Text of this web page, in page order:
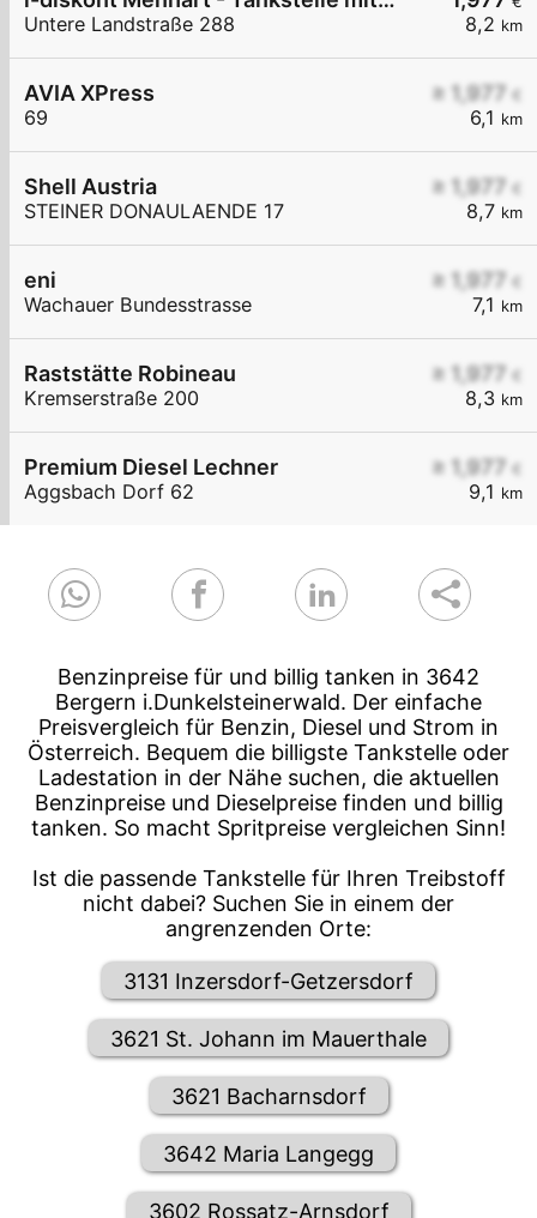
8,2 km
Untere Landstraße 288
≥ 1,977 €
6,1 km
AVIA XPress
69
≥ 1,977 €
8,7 km
Shell Austria
STEINER DONAULAENDE 17
≥ 1,977 €
7,1 km
eni
Wachauer Bundesstrasse
≥ 1,977 €
8,3 km
Raststätte Robineau
Kremserstraße 200
≥ 1,977 €
9,1 km
Premium Diesel Lechner
Aggsbach Dorf 62
Benzinpreise für und billig tanken in 3642
Bergern i.Dunkelsteinerwald. Der einfache
Preisvergleich für Benzin, Diesel und Strom in
Österreich. Bequem die billigste Tankstelle oder
Ladestation in der Nähe suchen, die aktuellen
Benzinpreise und Dieselpreise finden und billig
tanken. So macht Spritpreise vergleichen Sinn!
Ist die passende Tankstelle für Ihren Treibstoff
nicht dabei? Suchen Sie in einem der
angrenzenden Orte:
3131 Inzersdorf-Getzersdorf
3621 St. Johann im Mauerthale
3621 Bacharnsdorf
3642 Maria Langegg
3602 Rossatz-Arnsdorf